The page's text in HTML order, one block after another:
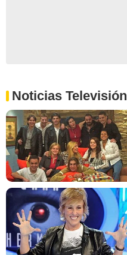
Noticias Televisión